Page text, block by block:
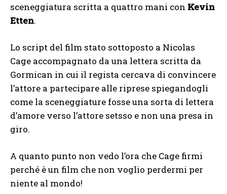
sceneggiatura scritta a quattro mani con Kevin
Etten.
Lo script del film stato sottoposto a Nicolas
Cage accompagnato da una lettera scritta da
Gormican in cui il regista cercava di convincere
l’attore a partecipare alle riprese spiegandogli
come la sceneggiature fosse una sorta di lettera
d’amore verso l’attore setsso e non una presa in
giro.
A quanto punto non vedo l’ora che Cage firmi
perché è un film che non voglio perdermi per
niente al mondo!